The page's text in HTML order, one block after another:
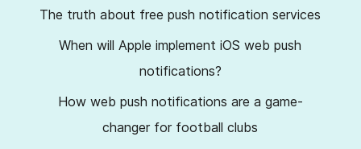
The truth about free push notification services
When will Apple implement iOS web push
notifications?
How web push notifications are a game-
changer for football clubs